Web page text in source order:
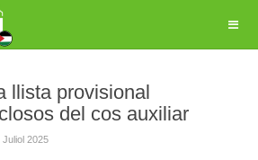
llista provisional
del cos auxiliar
Juliol 2025